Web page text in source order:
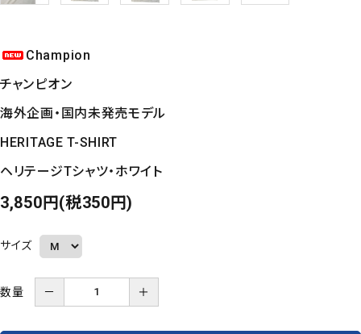
Champion
チャンピオン
海外企画・国内未発売モデル
HERITAGE T-SHIRT
ヘリテージTシャツ・ホワイト
3,850円(税350円)
サイズ
数量 － ＋